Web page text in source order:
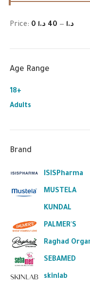
Price: 0 د.ا — 40 د.ا
Age Range
18+
Adults
Brand
ISISPharma
MUSTELA
KUNDAL
PALMER'S
Raghad
SEBAMED
skinlab